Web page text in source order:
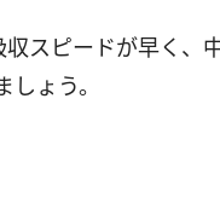
スピードが早く、
ょう。